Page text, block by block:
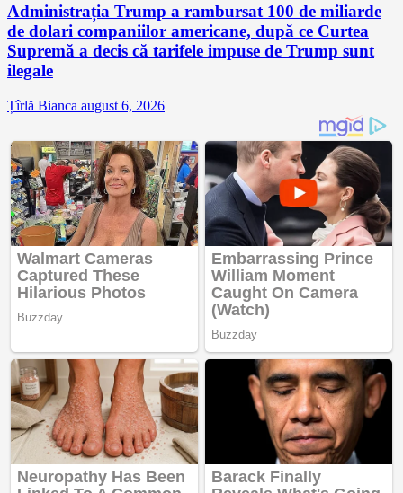
Administrația Trump a rambursat 100 de miliarde
de dolari companiilor americane, după ce Curtea
Supremă a decis că tarifele impuse de Trump sunt
ilegale
Țîrlă Bianca august 6, 2026